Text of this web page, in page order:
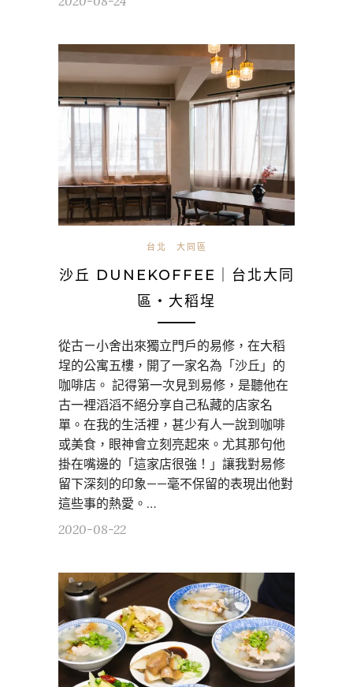
台北 大同區
沙丘 DUNEKOFFEE｜台北大同
區・大稻埕
從古ㄧ小舍出來獨立門戶的易修，在大稻
埕的公寓五樓，開了一家名為「沙丘」的
咖啡店。 記得第一次見到易修，是聽他在
古一裡滔滔不絕分享自己私藏的店家名
單。在我的生活裡，甚少有人一說到咖啡
或美食，眼神會立刻亮起來。尤其那句他
掛在嘴邊的「這家店很強！」讓我對易修
留下深刻的印象——毫不保留的表現出他對
這些事的熱愛。…
2020-08-22